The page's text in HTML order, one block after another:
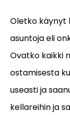
Oletko käynyt
asuntoja eli
Ovatko kaikki
ostamisesta
useasti ja
kellareihin ja